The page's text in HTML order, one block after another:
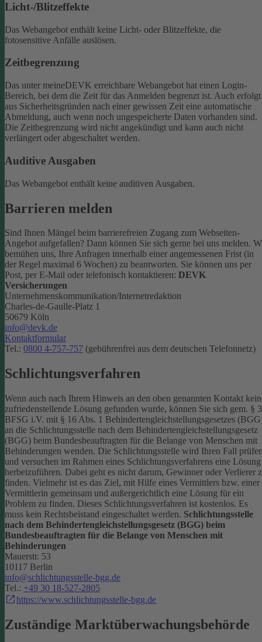
Licht-/Blitzeffekte
Das Webangebot enthält keine Licht- oder Blitzeffekte, die
fotosensitive Anfälle auslösen.
Zeitbegrenzung
Das unter meineDEVK erreichbare Webangebot hat einen Login-
Bereich, bei dem die Zeit für das Anmelden begrenzt ist. Auch erfolgt
aus Sicherheitsgründen nach einer gewissen Zeit eine automatische
Abmeldung, auch wenn noch ungespeicherte Daten vorhanden sind.
Die Zeitbegrenzung wird nicht angekündigt und kann auch nicht
verlängert oder abgeschaltet werden.
Auditive Ausgaben
Das Webangebot enthält keine auditiven Ausgaben.
Barrieren melden
Sind Ihnen Mängel beim barrierefreien Zugang zum Webseiten-
Angebot aufgefallen? Dann können Sie sich gerne bei uns melden.
bemühen uns, Ihre Anfragen innerhalb einer angemessenen Frist (in
der Regel maximal 6 Wochen) zu beantworten. Sie können uns per
Post, per E-Mail oder telefonisch kontaktieren: DEVK
Versicherungen
Unternehmenskommunikation/Internetredaktion
Charles-de-Gaulle-Platz 1
50679 Köln
info@devk.de
Kontaktformular
Tel.: 0800 4-757-757 (gebührenfrei aus dem deutschen Telefonnetz)
Schlichtungsverfahren
Wenn auch nach Ihrem Hinweis an den oben genannten Kontakt
zufriedenstellende Lösung gefunden wurde, können Sie sich gem. §
BFSG i.V. mit § 16 Abs. 1 Behindertengleichstellungsgesetzes
an die Schlichtungsstelle nach dem Behindertengleichstellungsgesetz
(BGG) beim Bundesbeauftragten für die Belange von Menschen mit
Behinderungen wenden. Die Schlichtungsstelle wird Ihren Fall
und versuchen im Rahmen eines Schlichtungsverfahrens eine Lösung
herbeizuführen. Dabei geht es nicht darum, Gewinner oder Verlierer
finden. Vielmehr ist es das Ziel, mit Hilfe eines Vermittlers bzw. einer
Vermittlerin gemeinsam und außergerichtlich eine Lösung für ein
Problem zu finden. Dieses Schlichtungsverfahren ist kostenlos. Es
muss kein Rechtsbeistand eingeschaltet werden. Schlichtungsstelle
nach dem Behindertengleichstellungsgesetz (BGG) beim
Bundesbeauftragten für die Belange von Menschen mit
Behinderungen
Mauerstr. 53
10117 Berlin
info@schlichtungsstelle-bgg.de
Tel.: +49 30 18-527-2805
https://www.schlichtungsstelle-bgg.de
Zuständige Marktüberwachungsbehörde